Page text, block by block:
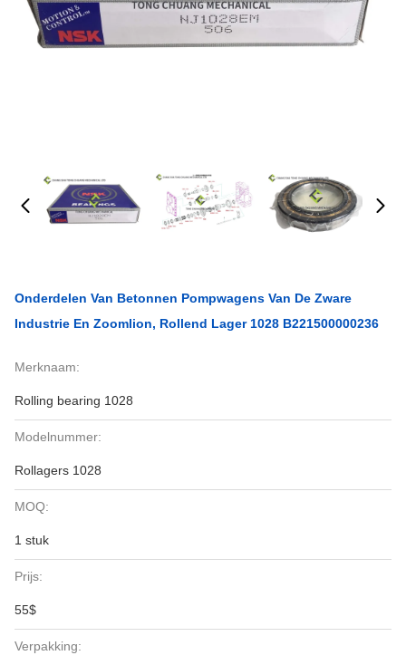
Onderdelen Van Betonnen Pompwagens Van De Zware
Industrie En Zoomlion, Rollend Lager 1028 B221500000236
Merknaam:
Rolling bearing 1028
Modelnummer:
Rollagers 1028
MOQ:
1 stuk
Prijs:
55$
Verpakking: